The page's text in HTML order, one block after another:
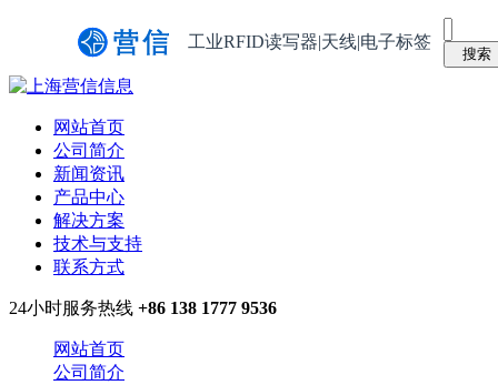
工业RFID读写器|天线|电子标签
网站首页
公司简介
新闻资讯
产品中心
解决方案
技术与支持
联系方式
24小时服务热线 +86 138 1777 9536
网站首页
公司简介